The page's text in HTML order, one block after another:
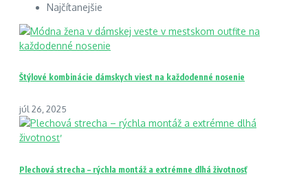
Najčítanejšie
Štýlové kombinácie dámskych viest na každodenné nosenie
júl 26, 2025
Plechová strecha – rýchla montáž a extrémne dlhá životnosť